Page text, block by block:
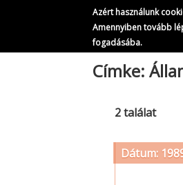
Azért használunk
Amennyiben tovább
fogadásába.
Címke:
2 találat
Dátum: